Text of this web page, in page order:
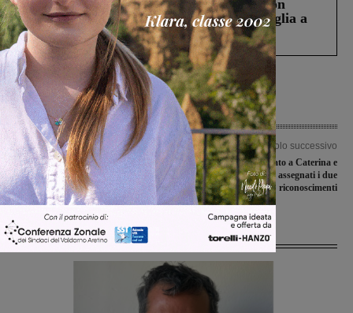
Scomparso da una struttura di Castiglion
Fiorentino l’uomo che aveva ucciso la figlia a
Levane nel 2020
Articolo precedente
Il Montevarchi in “trasferta” al “Brilli
Peri” per il turno infrasettimanale con
il San Donato Tavarnelle
Articolo successivo
Premio Tesi dedicato a Caterina e
Nadia Nencioni: assegnati i due
riconoscimenti
Ultime Notizie